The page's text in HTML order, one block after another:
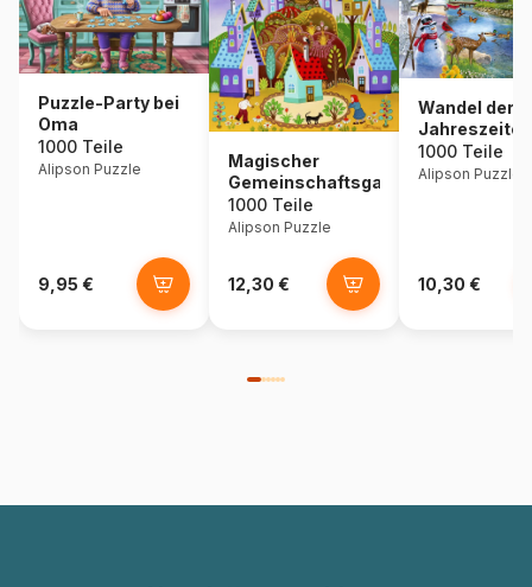
Puzzle-Party bei
Oma
1000 Teile
Alipson Puzzle
9,95 €
Magischer
Gemeinschaftsgarten
1000 Teile
Alipson Puzzle
12,30 €
Wandel der
Jahreszeiten
1000 Teile
Alipson Puzzle
10,30 €